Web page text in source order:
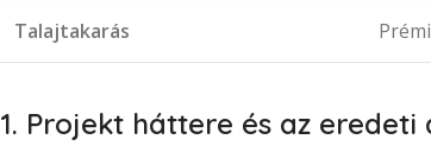
Talajtakarás
1. Projekt háttere és az